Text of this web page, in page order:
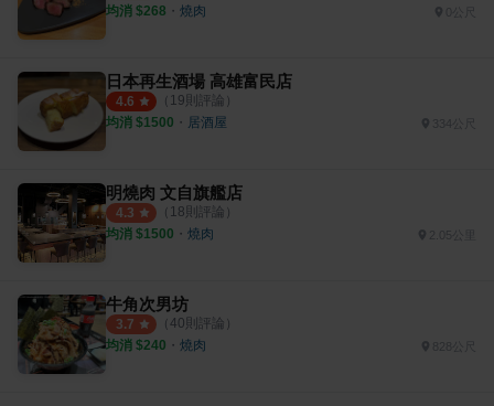
均消 $268 ・ 燒肉
日本再生酒場 高雄富民店
4.6 （ 19則評論）
均消 $1500 ・ 居酒屋 334公尺
明燒肉 文自旗艦店
4.3 （ 18則評論）
均消 $1500 ・ 燒肉 2.05公里
牛角次男坊
3.7 （ 40則評論）
均消 $240 ・ 燒肉